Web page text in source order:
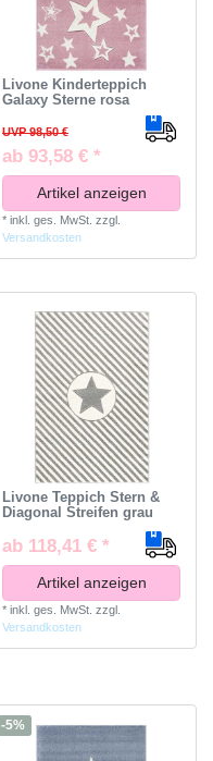
Livone Kinderteppich
Galaxy Sterne rosa
UVP 98,50 €
ab 93,58 € *
Artikel anzeigen
* inkl. ges. MwSt. zzgl.
Versandkosten
Livone Teppich Stern &
Diagonal Streifen grau
ab 118,41 € *
Artikel anzeigen
* inkl. ges. MwSt. zzgl.
Versandkosten
-5%